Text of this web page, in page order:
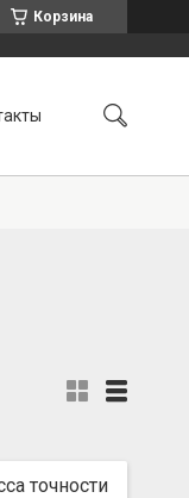
Корзина
точности